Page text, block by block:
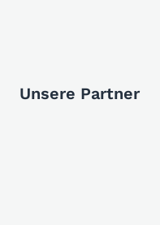
Unsere Partner